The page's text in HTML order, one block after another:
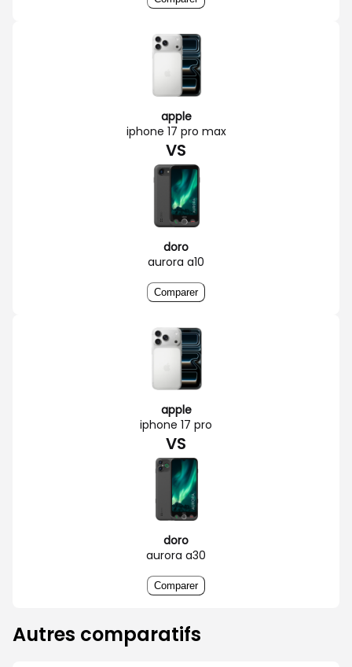
apple
iphone 17 pro max
VS
doro
aurora a10
Comparer
apple
iphone 17 pro
VS
doro
aurora a30
Comparer
Autres comparatifs